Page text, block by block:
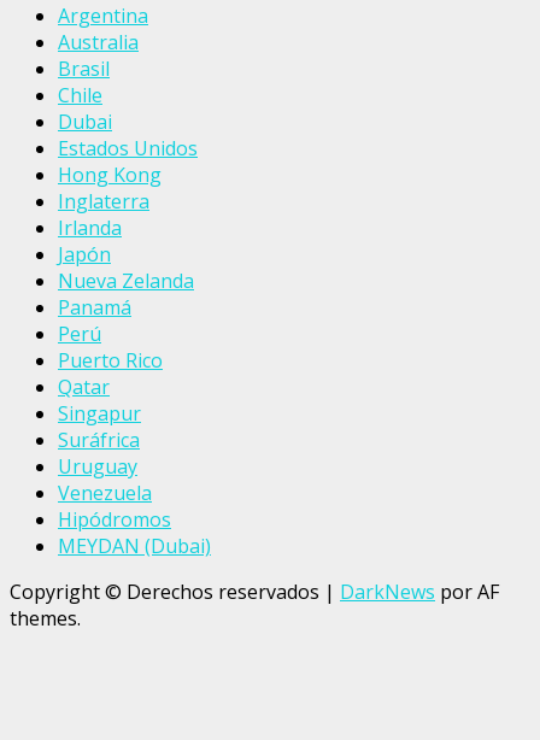
Argentina
Australia
Brasil
Chile
Dubai
Estados Unidos
Hong Kong
Inglaterra
Irlanda
Japón
Nueva Zelanda
Panamá
Perú
Puerto Rico
Qatar
Singapur
Suráfrica
Uruguay
Venezuela
Hipódromos
MEYDAN (Dubai)
Copyright © Derechos reservados | DarkNews por AF
themes.